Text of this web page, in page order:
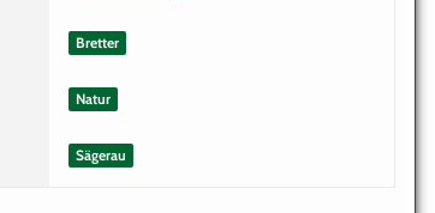
Bretter
Natur
Sägerau